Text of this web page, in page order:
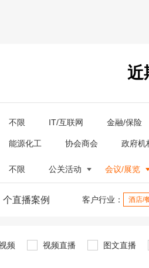
近
不限 IT/互联网 金融/保险
能源化工 协会商会 政府机
不限 公关活动 会议/展览
个直播案例 客户行业： 酒店/
频 视频直播 图文直播